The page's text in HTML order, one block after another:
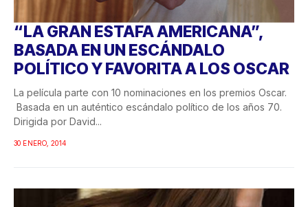
“LA GRAN ESTAFA AMERICANA”,
BASADA EN UN ESCÁNDALO
POLÍTICO Y FAVORITA A LOS OSCAR
La película parte con 10 nominaciones en los premios Oscar.
Basada en un auténtico escándalo político de los años 70.
Dirigida por David...
30 ENERO, 2014